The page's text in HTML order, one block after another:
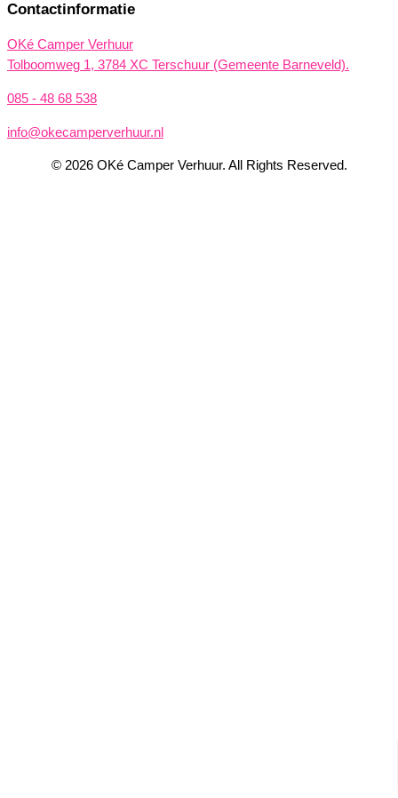
Contactinformatie
OKé Camper Verhuur
Tolboomweg 1, 3784 XC Terschuur (Gemeente Barneveld).
085 - 48 68 538
info@okecamperverhuur.nl
© 2026 OKé Camper Verhuur. All Rights Reserved.